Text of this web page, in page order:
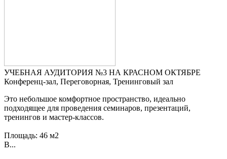
УЧЕБНАЯ АУДИТОРИЯ №3 НА КРАСНОМ ОКТЯБРЕ
Конференц-зал, Переговорная, Тренинговый зал
Это небольшое комфортное пространство, идеально
подходящее для проведения семинаров, презентаций,
тренингов и мастер-классов.
Площадь: 46 м2
В...